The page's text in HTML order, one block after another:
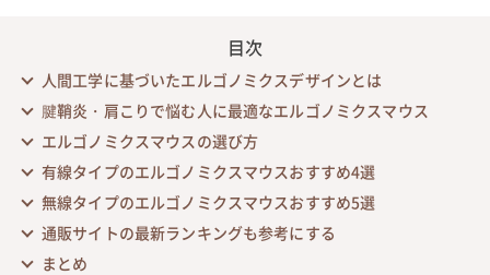
目次
人間工学に基づいたエルゴノミクスデザインとは
腱鞘炎・肩こりで悩む人に最適なエルゴノミクスマウス
エルゴノミクスマウスの選び方
有線タイプのエルゴノミクスマウスおすすめ4選
無線タイプのエルゴノミクスマウスおすすめ5選
通販サイトの最新ランキングも参考にする
まとめ